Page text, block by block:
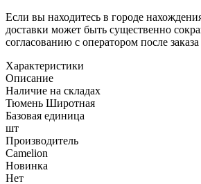
Если вы находитесь в городе
доставки может быть существенно
согласованию с оператором после заказа
Характеристики
Описание
Наличие на складах
Тюмень Широтная
Базовая единица
шт
Производитель
Camelion
Новинка
Нет